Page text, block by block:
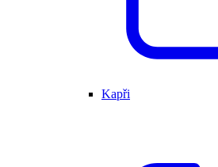
Kapři